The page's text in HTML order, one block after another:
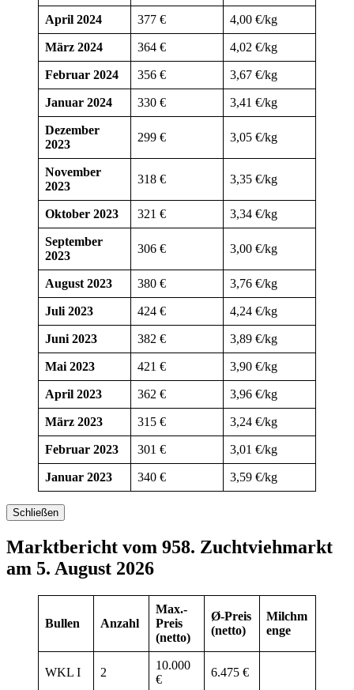
April 2024 377 € 4,00 €/kg
März 2024 364 € 4,02 €/kg
Februar 2024 356 € 3,67 €/kg
Januar 2024 330 € 3,41 €/kg
Dezember
2023
299 € 3,05 €/kg
November
2023
318 € 3,35 €/kg
Oktober 2023 321 € 3,34 €/kg
September
2023
306 € 3,00 €/kg
August 2023 380 € 3,76 €/kg
Juli 2023 424 € 4,24 €/kg
Juni 2023 382 € 3,89 €/kg
Mai 2023 421 € 3,90 €/kg
April 2023 362 € 3,96 €/kg
März 2023 315 € 3,24 €/kg
Februar 2023 301 € 3,01 €/kg
Januar 2023 340 € 3,59 €/kg
Schließen
Marktbericht vom 958. Zuchtviehmarkt
am 5. August 2026
Bullen Anzahl
Max.-
Preis
(netto)
Ø-Preis
(netto)
Milchm
enge
WKL I 2
10.000
€
6.475 €